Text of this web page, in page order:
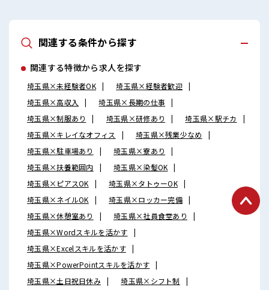
関連する条件から探す
関連する特徴から求人を探す
埼玉県×未経験者OK
埼玉県×経験者歓迎
埼玉県×高収入
埼玉県×長期の仕事
埼玉県×制服あり
埼玉県×研修あり
埼玉県×駅チカ
埼玉県×キレイなオフィス
埼玉県×残業少なめ
埼玉県×駐車場あり
埼玉県×寮あり
埼玉県×扶養範囲内
埼玉県×染髪OK
埼玉県×ピアスOK
埼玉県×タトゥーOK
埼玉県×ネイルOK
埼玉県×ロッカー完備
埼玉県×休憩室あり
埼玉県×社員食堂あり
埼玉県×Wordスキルを活かす
埼玉県×Excelスキルを活かす
埼玉県×PowerPointスキルを活かす
埼玉県×土日祝日休み
埼玉県×シフト制